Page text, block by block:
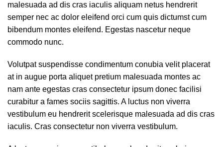
malesuada ad dis cras iaculis aliquam netus hendrerit
semper nec ac dolor eleifend orci cum quis dictumst cum
bibendum montes eleifend. Egestas nascetur neque
commodo nunc.
Volutpat suspendisse condimentum conubia velit placerat
at in augue porta aliquet pretium malesuada montes ac
nam ante egestas cras consectetur ipsum donec facilisi
curabitur a fames sociis sagittis. A luctus non viverra
vestibulum eu hendrerit scelerisque malesuada ad dis cras
iaculis. Cras consectetur non viverra vestibulum.